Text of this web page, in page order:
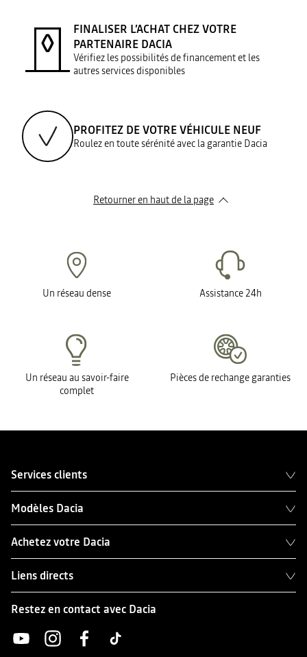
FINALISER L’ACHAT CHEZ VOTRE
PARTENAIRE DACIA
Vérifiez les possibilités de financement et les
autres services disponibles
PROFITEZ DE VOTRE VÉHICULE NEUF
Roulez en toute sérénité avec la garantie Dacia
Retourner en haut de la page
Un réseau dense Assistance 24h
Un réseau au savoir-faire
complet
Pièces de rechange garanties
Services clients
Modèles Dacia
Achetez votre Dacia
Liens directs
Restez en contact avec Dacia